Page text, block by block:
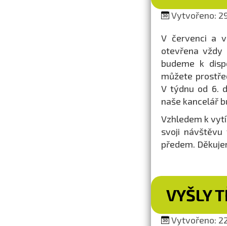
Vytvořeno:
V červenci a
otevřena
budeme k
můžete
V týdnu od 6.
naše kancelář
Vzhledem k
svoji návštěvu
předem.
VYŠLY
Vytvořeno: